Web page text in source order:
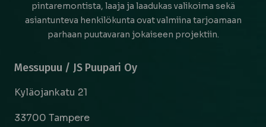
pintaremontista, laaja ja laadukas valikoima sekä
asiantunteva henkilökunta ovat valmiina tarjoamaan
parhaan puutavaran jokaiseen projektiin.
Messupuu / JS Puupari Oy
Kyläojankatu 21
33700 Tampere